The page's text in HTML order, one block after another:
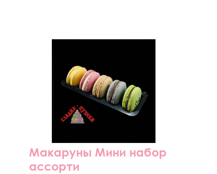
Макаруны Мини набор
ассорти